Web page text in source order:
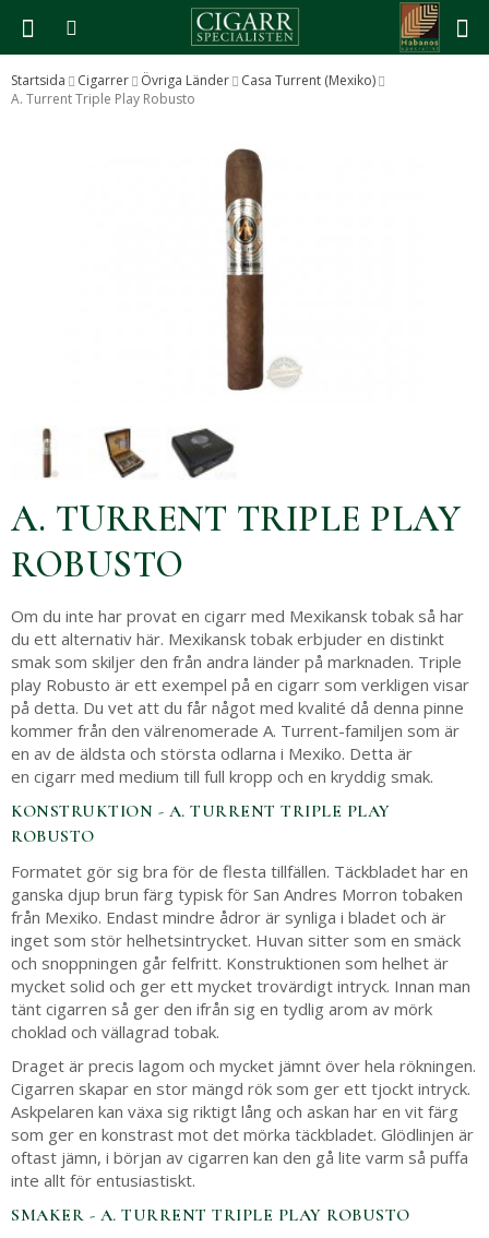
Produkten har blivit tillagd i varukorgen
Startsida Cigarrer Övriga Länder
Casa Turrent (Mexiko)
A. Turrent Triple Play Robusto
A. TURRENT TRIPLE PLAY
ROBUSTO
Om du inte har provat en cigarr med Mexikansk tobak så har
du ett alternativ här. Mexikansk tobak erbjuder en distinkt
smak som skiljer den från andra länder på marknaden. Triple
play Robusto är ett exempel på en cigarr som verkligen visar
på detta. Du vet att du får något med kvalité då denna pinne
kommer från den välrenomerade A. Turrent-familjen som är
en av de äldsta och största odlarna i Mexiko. Detta är
en cigarr med medium till full kropp och en kryddig smak.
KONSTRUKTION - A. TURRENT TRIPLE PLAY
ROBUSTO
Formatet gör sig bra för de flesta tillfällen. Täckbladet har en
ganska djup brun färg typisk för San Andres Morron tobaken
från Mexiko. Endast mindre ådror är synliga i bladet och är
inget som stör helhetsintrycket. Huvan sitter som en smäck
och snoppningen går felfritt. Konstruktionen som helhet är
mycket solid och ger ett mycket trovärdigt intryck. Innan man
tänt cigarren så ger den ifrån sig en tydlig arom av mörk
choklad och vällagrad tobak.
Draget är precis lagom och mycket jämnt över hela rökningen.
Cigarren skapar en stor mängd rök som ger ett tjockt intryck.
Askpelaren kan växa sig riktigt lång och askan har en vit färg
som ger en konstrast mot det mörka täckbladet. Glödlinjen är
oftast jämn, i början av cigarren kan den gå lite varm så puffa
inte allt för entusiastiskt.
SMAKER - A. TURRENT TRIPLE PLAY ROBUSTO